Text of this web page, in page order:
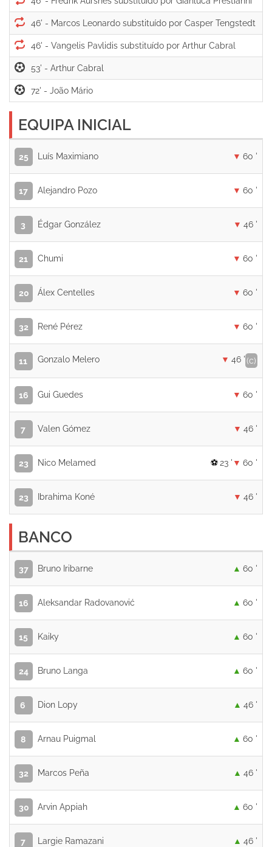
46' -
46' -
53' -
72' -
EQUIPA INICIAL
25 Luís Maximiano 60 '
17 Alejandro Pozo 60 '
3 Édgar González 46 '
21 Chumi 60 '
20 Álex Centelles 60 '
32 René Pérez 60 '
11 Gonzalo Melero (c)
46 '
16 Gui Guedes 60 '
7 Valen Gómez 46 '
23 Nico Melamed 60 '
23 '
23 Ibrahima Koné 46 '
BANCO
37 Bruno Iribarne 60 '
16 Aleksandar Radovanović 60 '
15 Kaiky 60 '
24 Bruno Langa 60 '
6 Dion Lopy 46 '
8 Arnau Puigmal 60 '
32 Marcos Peña 46 '
30 Arvin Appiah 60 '
7 Largie Ramazani 46 '